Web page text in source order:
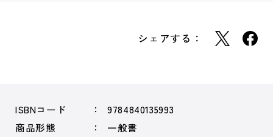
シェアする：
ISBNコード
9784840135993
商品形態
一般書